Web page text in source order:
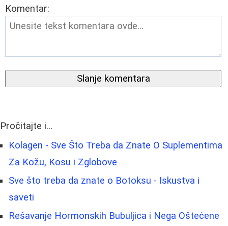
Komentar:
Slanje komentara
Pročitajte i...
Kolagen - Sve Što Treba da Znate O Suplementima
Za Kožu, Kosu i Zglobove
Sve što treba da znate o Botoksu - Iskustva i
saveti
Rešavanje Hormonskih Bubuljica i Nega Oštećene